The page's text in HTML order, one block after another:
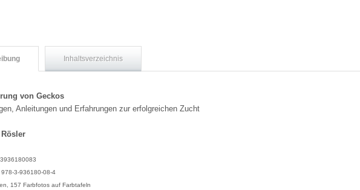
Inhaltsverzeichnis
von Geckos
Anleitungen und Erfahrungen zur erfolgreichen Zucht
Rösler
978-3-936180-08-4
157 Farbfotos auf Farbtafeln